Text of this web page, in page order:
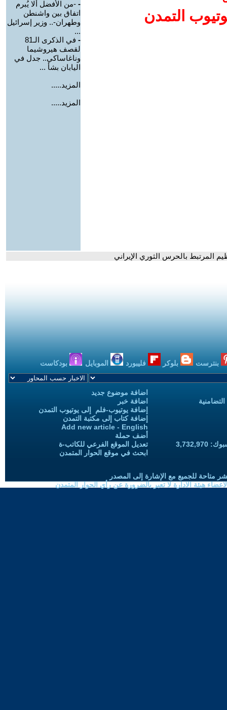
التمدن
- -من الأفضل ألا يُبرم
اتفاق بين واشنطن
وطهران-.. وزير إسرائيل
...
-
في الذكرى الـ81
لقصف هيروشيما
وناغاساكي.. جدل في
اليابان بشأ ...
المزيد.....
المزيد.....
بنترست بلوكر فليبورد الموبايل بودكاست
اضافة موضوع جديد
اضافة خبر
إضافة يوتيوب-فلم إلى يوتيوب التمدن
إضافة كتاب إلى مكتبة التمدن
Add new article - English
أضف حملة
تعديل الموقع الفرعي للكاتب-ة
ابحث في موقع الحوار المتمدن
متاحة للجميع مع الإشارة إلى المصدر
هيئة الادارة لا تعبر بالضرورة عن رأي الحوار المتمدن